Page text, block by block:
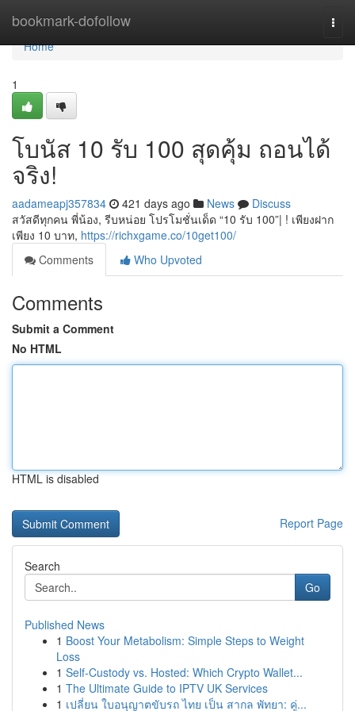
bookmark-dofollow
Home
Home
1
โบนัส 10 รับ 100 สุดคุ้ม ถอนได้
จริง!
aadameapj357834 421 days ago News
Discuss
สวัสดีทุกคน พี่น้อง, รีบหน่อย โปรโมชั่นเด็ด “10 รับ 100”| ! เพียงฝาก
เพียง 10 บาท, https://richxgame.co/10get100/
Comments
Who Upvoted
Comments
Submit a Comment
No HTML
HTML is disabled
Report Page
Search
Go
Published News
1 Boost Your Metabolism: Simple Steps to Weight
Loss
1 Self-Custody vs. Hosted: Which Crypto Wallet...
1 The Ultimate Guide to IPTV UK Services
1 เปลี่ยน ใบอนุญาตขับรถ ไทย เป็น สากล พัทยา: คู่...